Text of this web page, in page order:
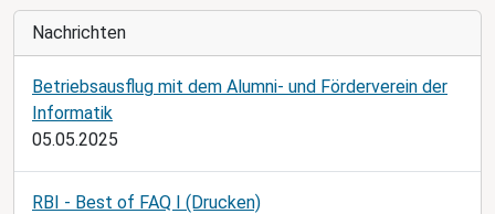
Nachrichten
Betriebsausflug mit dem Alumni- und Förderverein der
Informatik
05.05.2025
RBI - Best of FAQ I (Drucken)